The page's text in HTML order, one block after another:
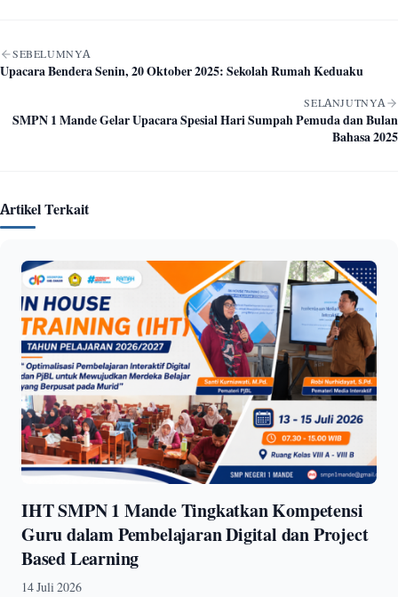
Navigasi artikel
SEBELUMNYA
Upacara Bendera Senin, 20 Oktober 2025: Sekolah Rumah Keduaku
SELANJUTNYA
SMPN 1 Mande Gelar Upacara Spesial Hari Sumpah Pemuda dan Bulan
Bahasa 2025
Artikel Terkait
IHT SMPN 1 Mande Tingkatkan Kompetensi
Guru dalam Pembelajaran Digital dan Project
Based Learning
14 Juli 2026